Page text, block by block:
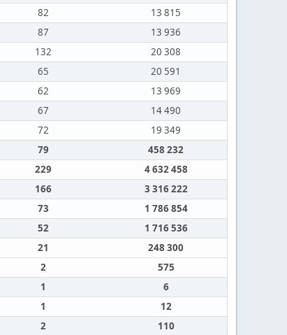
82
13 815
87
13 936
132
20 308
65
20 591
62
13 969
67
14 490
72
19 349
79
458 232
229
4 632 458
166
3 316 222
73
1 786 854
52
1 716 536
21
248 300
2
575
1
6
1
12
2 110